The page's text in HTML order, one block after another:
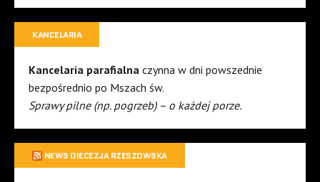
KANCELARIA
Kancelaria parafialna czynna w dni powszednie
bezpośrednio po Mszach św.
Sprawy pilne (np. pogrzeb) – o każdej porze.
NEWS DIECEZJA RZESZOWSKA